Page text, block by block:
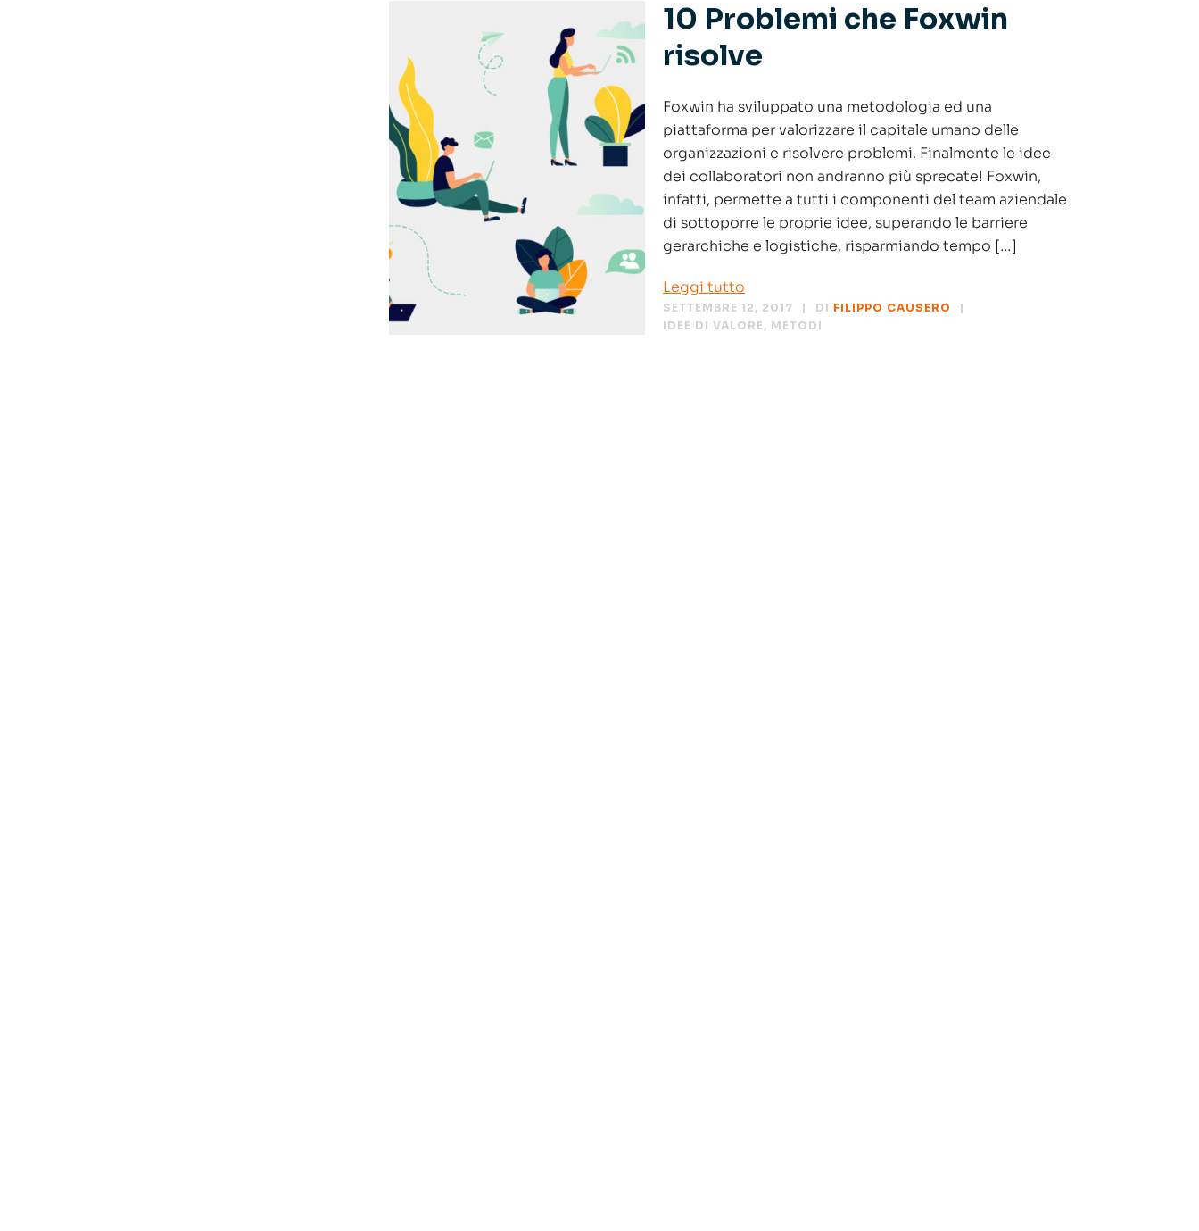
10 Problemi che Foxwin
risolve
Foxwin ha sviluppato una metodologia ed una
piattaforma per valorizzare il capitale umano delle
organizzazioni e risolvere problemi. Finalmente le idee
dei collaboratori non andranno più sprecate! Foxwin,
infatti, permette a tutti i componenti del team aziendale
di sottoporre le proprie idee, superando le barriere
gerarchiche e logistiche, risparmiando tempo […]
Leggi tutto
SETTEMBRE 12, 2017 DI FILIPPO CAUSERO
IDEE DI VALORE , METODI